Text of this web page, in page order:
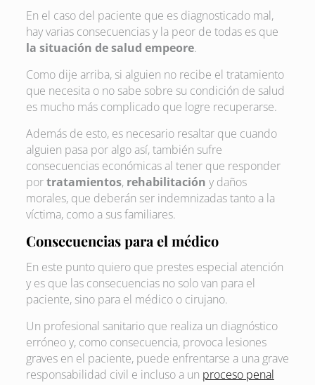
En el caso del paciente que es diagnosticado mal,
hay varias consecuencias y la peor de todas es que
la situación de salud empeore.
Como dije arriba, si alguien no recibe el tratamiento
que necesita o no sabe sobre su condición de salud
es mucho más complicado que logre recuperarse.
Además de esto, es necesario resaltar que cuando
alguien pasa por algo así, también sufre
consecuencias económicas al tener que responder
portratamientos, rehabilitación y daños
morales, que deberán ser indemnizadas tanto a la
víctima, como a sus familiares.
Consecuencias para el médico
En este punto quiero que prestes especial atención
y es que las consecuencias no solo van para el
paciente, sino para el médico o cirujano.
Un profesional sanitario que realiza un diagnóstico
erróneo y, como consecuencia, provoca lesiones
graves en el paciente, puede enfrentarse a una grave
responsabilidad civil e incluso a un proceso penal